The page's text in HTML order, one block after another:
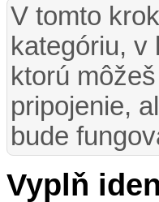
V tomto
kategóriu, v
ktorú
pripojenie,
bude
Vyplň